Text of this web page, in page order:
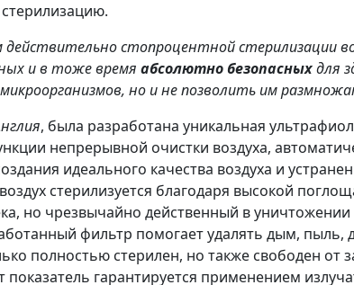
стопроцентной стерилизации
и в тоже время абсолютно безопасныхдля
но и не позволить им
, была разработана уникальная
непрерывной очистки воздуха,
идеального качества воздуха и
стерилизуется благодаря высокой
но чрезвычайно действенный в
фильтр помогает удалять дым, пыль,
полностью стерилен, но также свободен
гарантируется применением